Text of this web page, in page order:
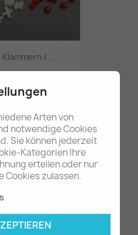
Arten von
notwendige Cookies
Sie können jederzeit
Kategorien Ihre
erteilen oder nur
zulassen.
Klammern /...
€
Stopfen für...